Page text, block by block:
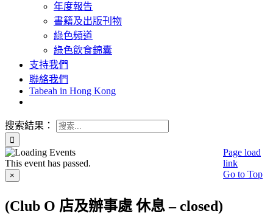
年度報告
書籍及出版刊物
綠色頻道
綠色飲食錦囊
支持我們
聯絡我們
Tabeah in Hong Kong
搜索結果：
This event has passed.
×
(Club O 店及辦事處 休息 – closed)
Page load
link
Go to Top